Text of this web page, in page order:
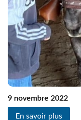
9 novembre 2022
En savoir plus